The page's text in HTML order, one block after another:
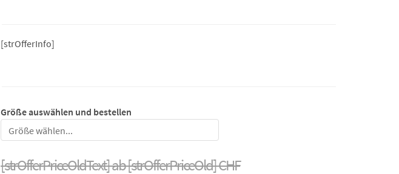
[strOfferInfo]
Größe auswählen und bestellen
Größe
[strOfferPriceOldText] ab [strOfferPriceOld] CHF